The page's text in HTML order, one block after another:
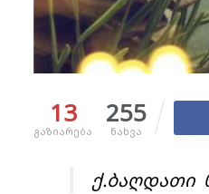
13
გაზიარება
255
ნახვა
ქ.ბაღდათი